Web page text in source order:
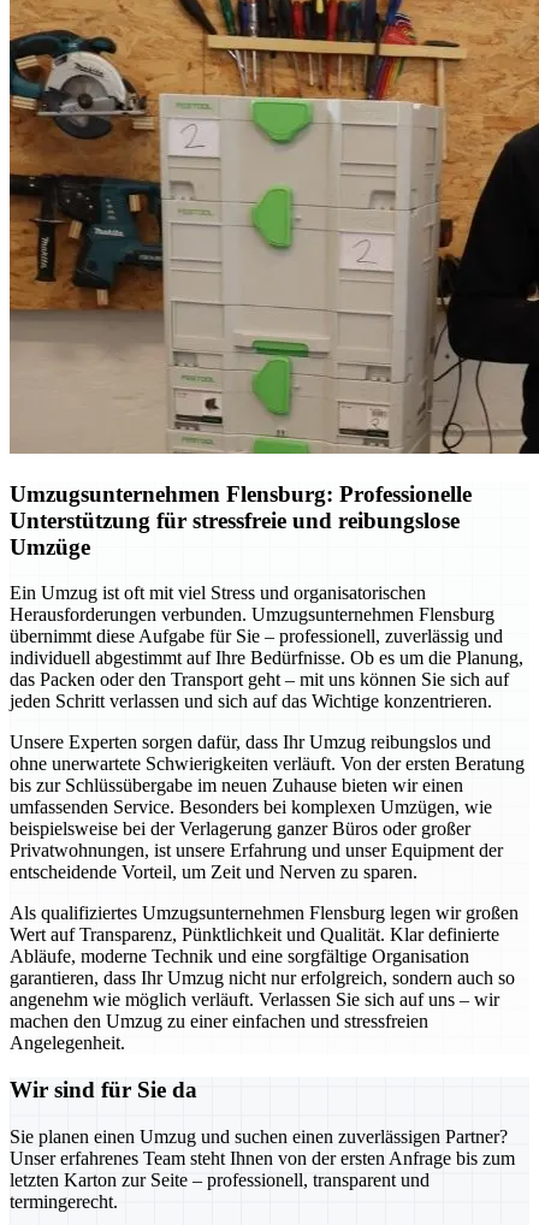
Umzugsunternehmen Flensburg: Professionelle
Unterstützung für stressfreie und reibungslose
Umzüge
Ein Umzug ist oft mit viel Stress und organisatorischen
Herausforderungen verbunden. Umzugsunternehmen Flensburg
übernimmt diese Aufgabe für Sie – professionell, zuverlässig und
individuell abgestimmt auf Ihre Bedürfnisse. Ob es um die Planung,
das Packen oder den Transport geht – mit uns können Sie sich auf
jeden Schritt verlassen und sich auf das Wichtige konzentrieren.
Unsere Experten sorgen dafür, dass Ihr Umzug reibungslos und
ohne unerwartete Schwierigkeiten verläuft. Von der ersten Beratung
bis zur Schlüssübergabe im neuen Zuhause bieten wir einen
umfassenden Service. Besonders bei komplexen Umzügen, wie
beispielsweise bei der Verlagerung ganzer Büros oder großer
Privatwohnungen, ist unsere Erfahrung und unser Equipment der
entscheidende Vorteil, um Zeit und Nerven zu sparen.
Als qualifiziertes Umzugsunternehmen Flensburg legen wir großen
Wert auf Transparenz, Pünktlichkeit und Qualität. Klar definierte
Abläufe, moderne Technik und eine sorgfältige Organisation
garantieren, dass Ihr Umzug nicht nur erfolgreich, sondern auch so
angenehm wie möglich verläuft. Verlassen Sie sich auf uns – wir
machen den Umzug zu einer einfachen und stressfreien
Angelegenheit.
Wir sind für Sie da
Sie planen einen Umzug und suchen einen zuverlässigen Partner?
Unser erfahrenes Team steht Ihnen von der ersten Anfrage bis zum
letzten Karton zur Seite – professionell, transparent und
termingerecht.